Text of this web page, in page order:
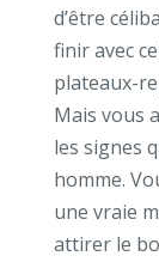
d’être
finir avec
plateaux-
Mais vous
les signes
homme.
une vraie
attirer le